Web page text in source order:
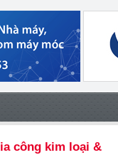
công kim loại &